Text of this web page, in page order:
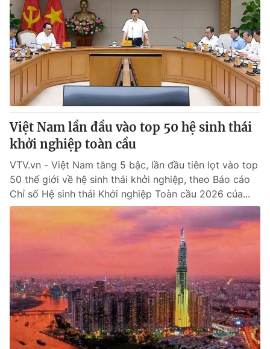
Việt Nam lần đầu vào top 50 hệ sinh thái
khởi nghiệp toàn cầu
VTV.vn - Việt Nam tăng 5 bậc, lần đầu tiên lọt vào top
50 thế giới về hệ sinh thái khởi nghiệp, theo Báo cáo
Chỉ số Hệ sinh thái Khởi nghiệp Toàn cầu 2026 của...